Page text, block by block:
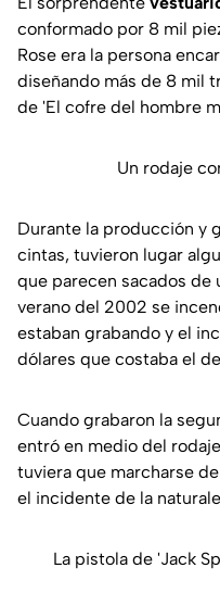
conformado por 8 mil
Rose era la persona
diseñando más de 8 mil
de 'El cofre del hombre
Un rodaje
Durante la producción y
cintas, tuvieron lugar
que parecen sacados de
verano del 2002 se
estaban grabando y el
dólares que costaba el
Cuando grabaron la
entró en medio del
tuviera que marcharse
el incidente de la
La pistola de 'Jack